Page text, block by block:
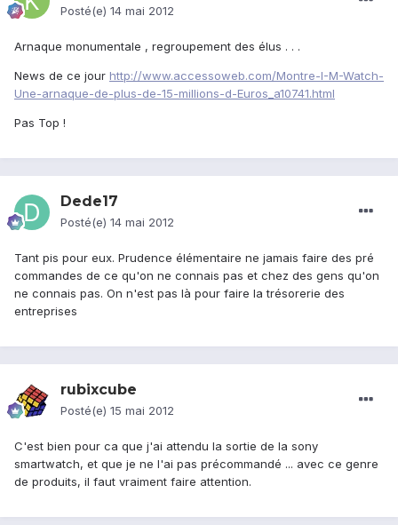
Posté(e) 14 mai 2012
Arnaque monumentale , regroupement des élus . . .
News de ce jour http://www.accessoweb.com/Montre-I-M-Watch-
Une-arnaque-de-plus-de-15-millions-d-Euros_a10741.html
Pas Top !
Dede17
Posté(e) 14 mai 2012
Tant pis pour eux. Prudence élémentaire ne jamais faire des pré
commandes de ce qu'on ne connais pas et chez des gens qu'on
ne connais pas. On n'est pas là pour faire la trésorerie des
entreprises
rubixcube
Posté(e) 15 mai 2012
C'est bien pour ca que j'ai attendu la sortie de la sony
smartwatch, et que je ne l'ai pas précommandé ... avec ce genre
de produits, il faut vraiment faire attention.